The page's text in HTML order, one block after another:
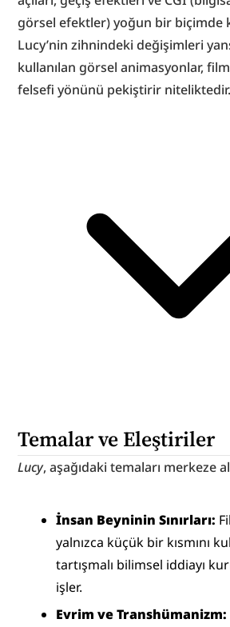
görsel efektler) yoğun bir biçimde
Lucy’nin zihnindeki değişimleri
kullanılan görsel animasyonlar,
felsefi yönünü pekiştirir niteliktedir.
Temalar ve Eleştiriler
Lucy, aşağıdaki temaları merkeze
İnsan Beyninin Sınırları:
yalnızca küçük bir kısmını
tartışmalı bilimsel iddiayı
işler.
Evrim ve Transhümanizm: